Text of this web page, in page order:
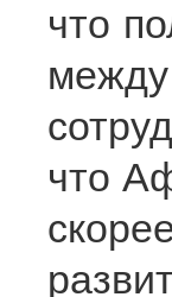
что
что